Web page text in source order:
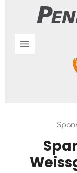
Zum Hauptinhalt